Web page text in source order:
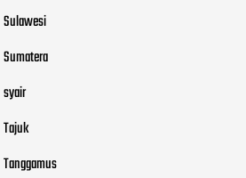
Sulawesi
Sumatera
syair
Tajuk
Tanggamus